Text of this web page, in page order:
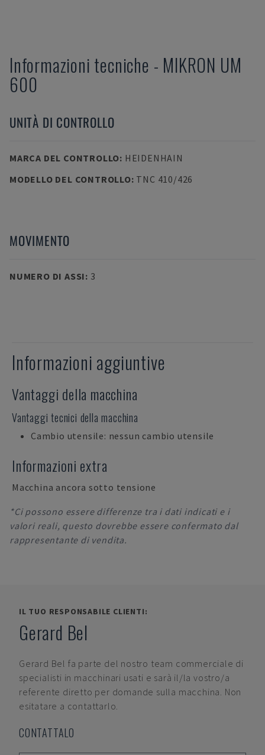
Informazioni tecniche - MIKRON UM
600
UNITÀ DI CONTROLLO
MARCA DEL CONTROLLO: HEIDENHAIN
MODELLO DEL CONTROLLO: TNC 410/426
MOVIMENTO
NUMERO DI ASSI: 3
Informazioni aggiuntive
Vantaggi della macchina
Vantaggi tecnici della macchina
Cambio utensile: nessun cambio utensile
Informazioni extra
Macchina ancora sotto tensione
*Ci possono essere differenze tra i dati indicati e i
valori reali, questo dovrebbe essere confermato dal
rappresentante di vendita.
IL TUO RESPONSABILE CLIENTI:
Gerard Bel
Gerard Bel fa parte del nostro team commerciale di
specialisti in macchinari usati e sarà il/la vostro/a
referente diretto per domande sulla macchina. Non
esitatare a contattarlo.
CONTATTALO